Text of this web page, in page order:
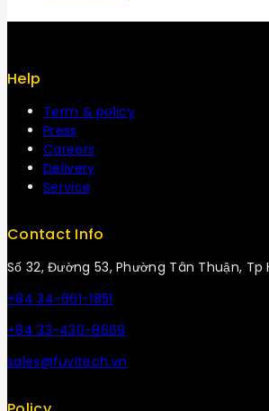
Help
Term & policy
Press
Careers
Delivery
Service
Contact Info
Số 32, Đường 53, Phường Tân Thuận, Tp
+84 34-661-1851
+84 33-430-8669
sales@fuvitech.vn